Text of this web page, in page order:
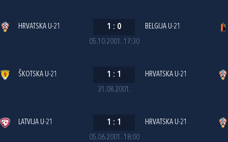
05.10.2001. 17:30
HRVATSKA U-21 1 : 0 BELGIJA U-21
31.08.2001.
ŠKOTSKA U-21 1 : 1 HRVATSKA U-21
05.06.2001. 18:00
LATVIJA U-21 1 : 1 HRVATSKA U-21